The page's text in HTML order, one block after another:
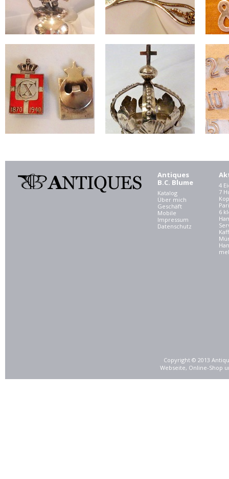
Antiques
B.C. Blume
Katalog
Über mich
Geschäft
Mobile
Impressum
Datenschutz
4
7
6
Copyright © 2013
Webseite, Online-Shop